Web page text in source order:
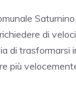
di
di trasformarsi
più